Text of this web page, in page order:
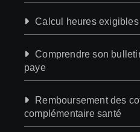
Calcul heures exigibles
Comprendre son
paye
Remboursement des
complémentaire santé